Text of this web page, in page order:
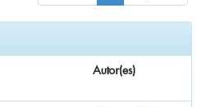
Autor(es)